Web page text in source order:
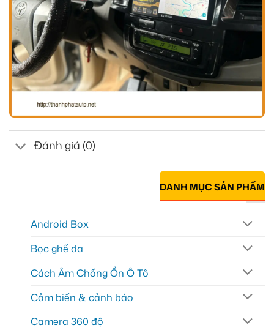
Đánh giá (0)
DANH MỤC SẢN PHẨM
Android Box
Bọc ghế da
Cách Âm Chống Ồn Ô Tô
Cảm biến & cảnh báo
Camera 360 độ